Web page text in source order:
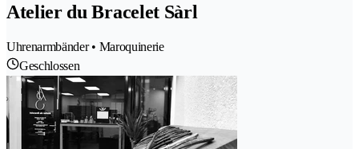
Atelier du Bracelet Sàrl
Uhrenarmbänder • Maroquinerie
Geschlossen